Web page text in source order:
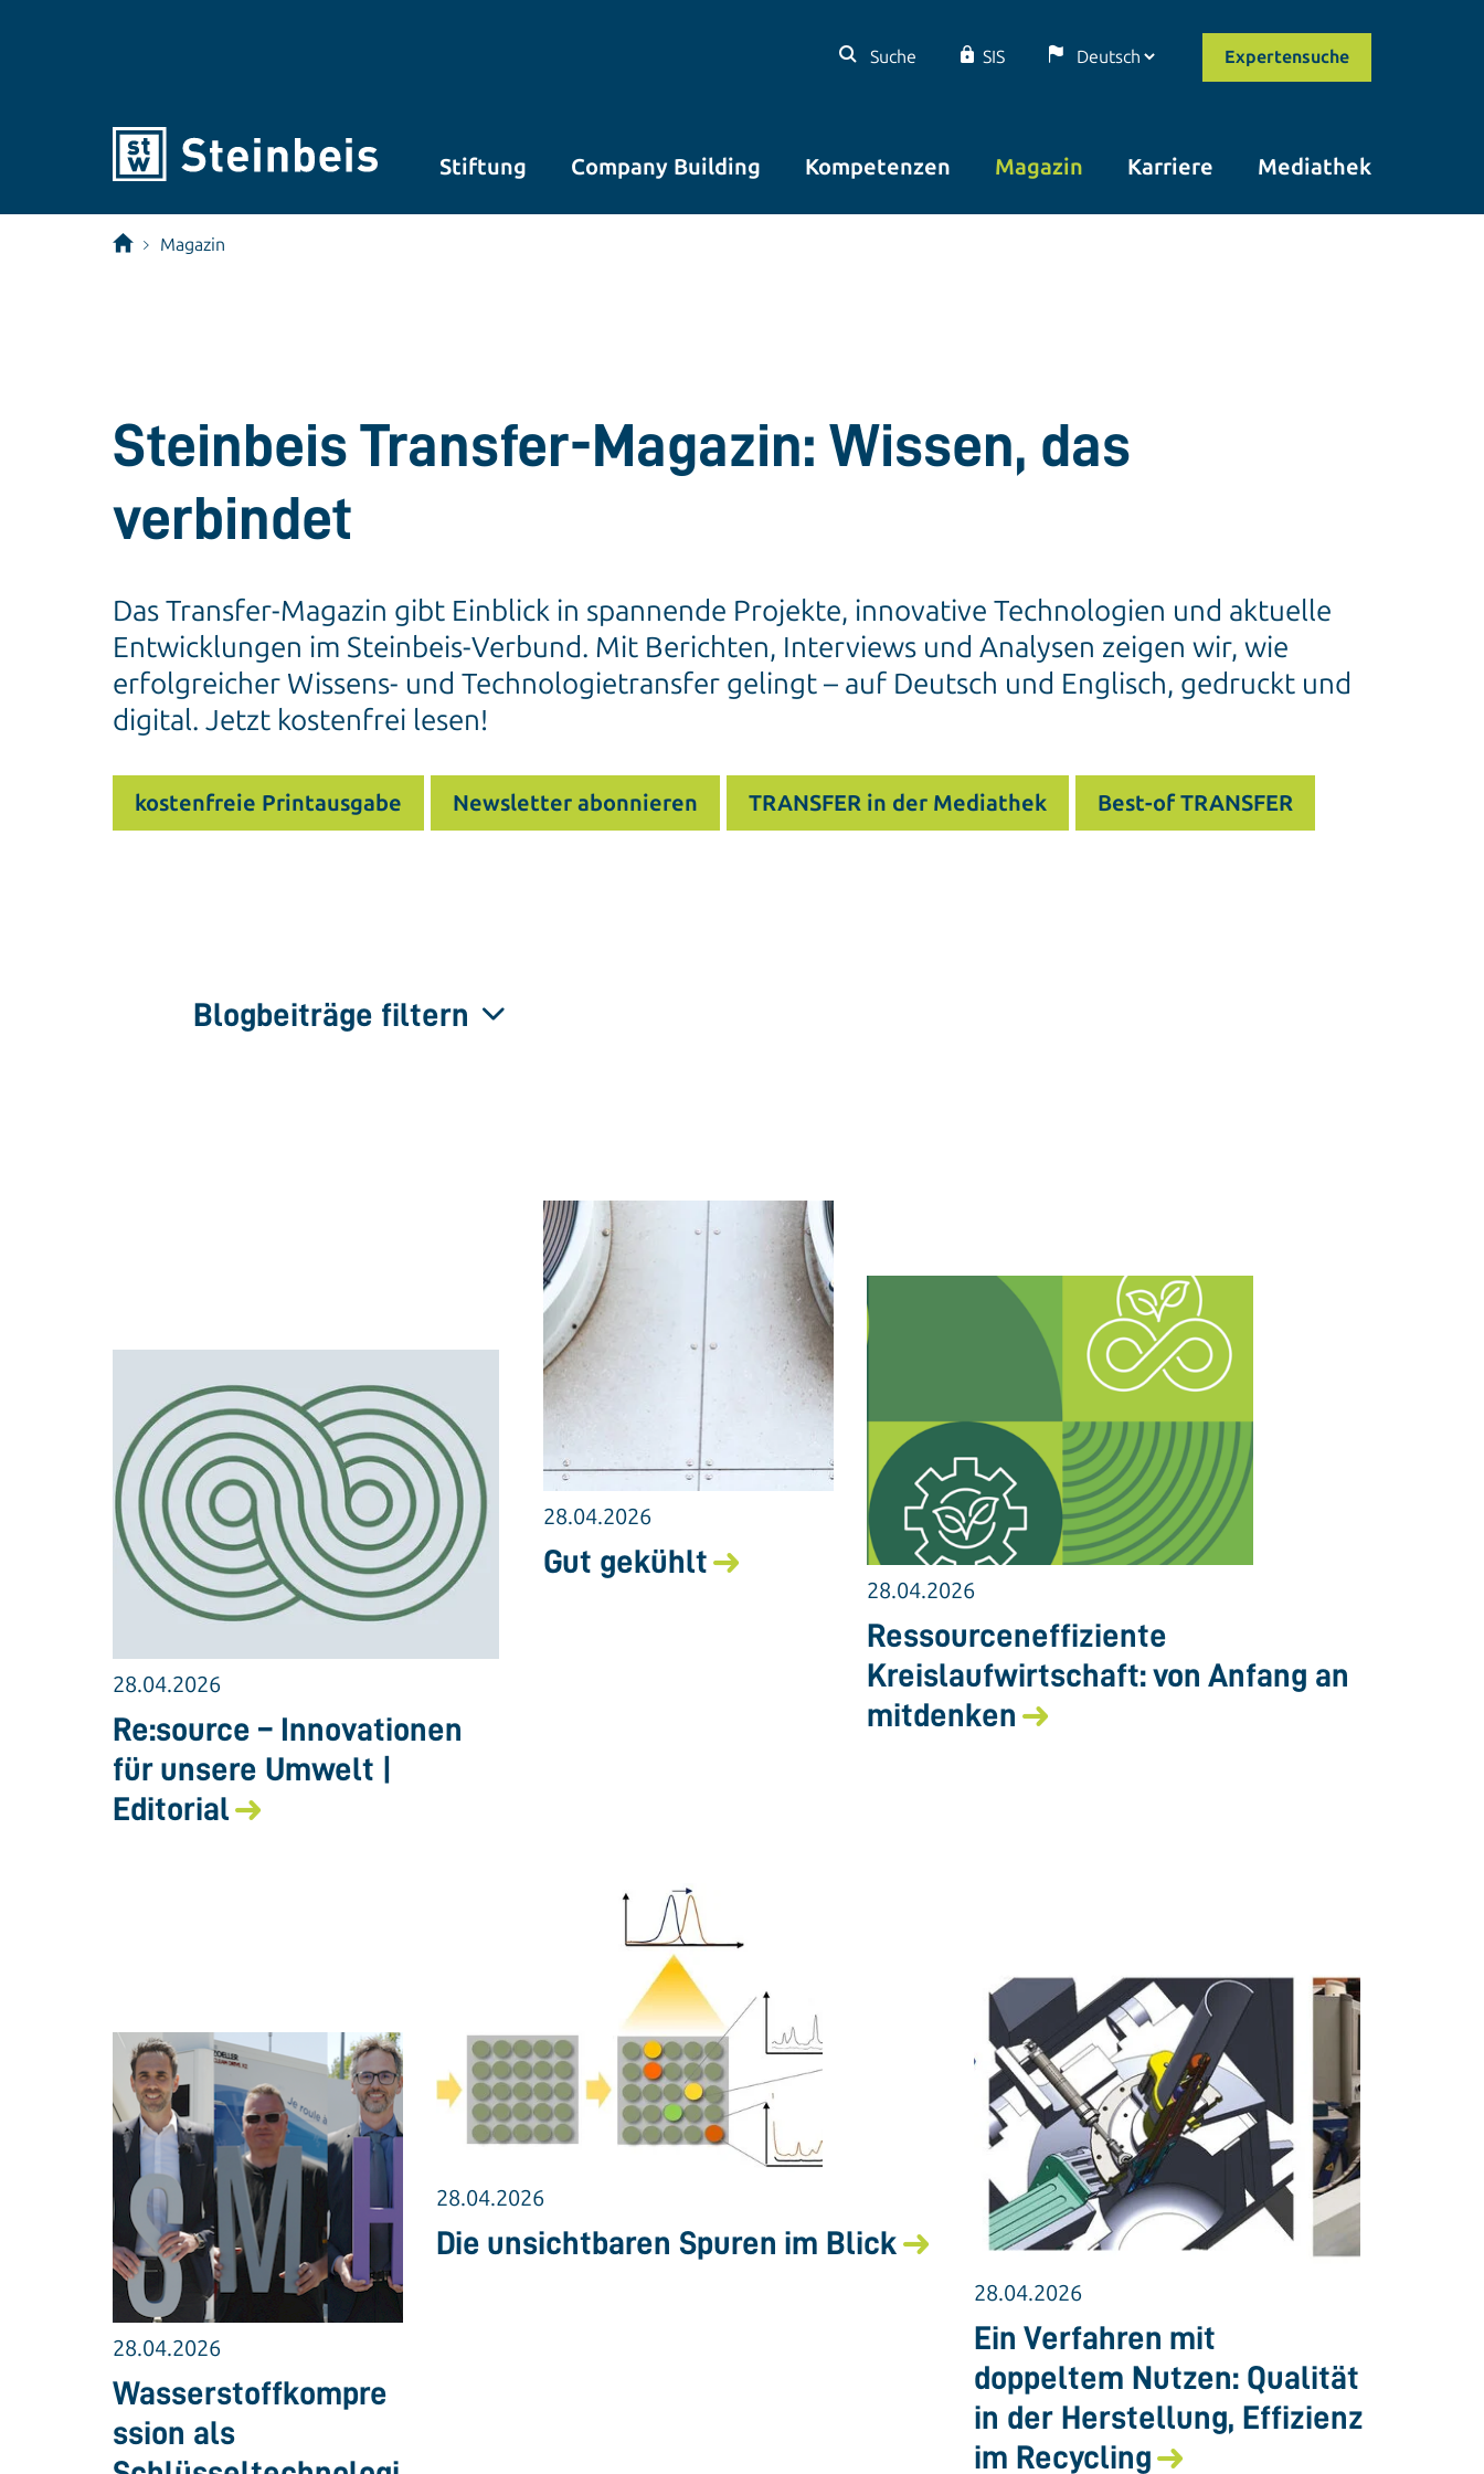
Suche SIS Expertensuche
Stiftung Company Building Kompetenzen Magazin Karriere Mediathek
Magazin
Steinbeis Transfer-Magazin: Wissen, das
verbindet
Das Transfer-Magazin gibt Einblick in spannende Projekte, innovative Technologien und aktuelle
Entwicklungen im Steinbeis-Verbund. Mit Berichten, Interviews und Analysen zeigen wir, wie
erfolgreicher Wissens- und Technologietransfer gelingt – auf Deutsch und Englisch, gedruckt und
digital. Jetzt kostenfrei lesen!
kostenfreie Printausgabe Newsletter abonnieren TRANSFER in der Mediathek Best-of TRANSFER
Blogbeiträge filtern
28.04.2026
Re:source – Innovationen
für unsere Umwelt |
Editorial
28.04.2026
Gut gekühlt
28.04.2026
Ressourceneffiziente
Kreislaufwirtschaft: von Anfang an
mitdenken
28.04.2026
Wasserstoffkompre
ssion als
28.04.2026
Die unsichtbaren Spuren im Blick
28.04.2026
Ein Verfahren mit
doppeltem Nutzen: Qualität
in der Herstellung, Effizienz
im Recycling